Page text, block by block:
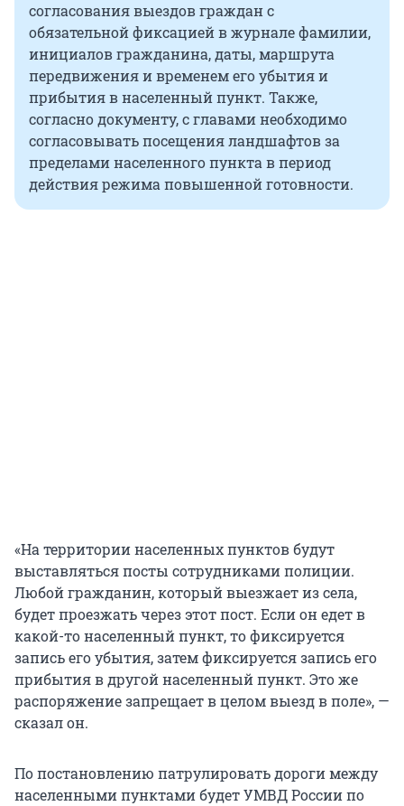
согласования выездов граждан с
обязательной фиксацией в журнале фамилии,
инициалов гражданина, даты, маршрута
передвижения и временем его убытия и
прибытия в населенный пункт. Также,
согласно документу, с главами необходимо
согласовывать посещения ландшафтов за
пределами населенного пункта в период
действия режима повышенной готовности.
«На территории населенных пунктов будут
выставляться посты сотрудниками полиции.
Любой гражданин, который выезжает из села,
будет проезжать через этот пост. Если он едет в
какой-то населенный пункт, то фиксируется
запись его убытия, затем фиксируется запись его
прибытия в другой населенный пункт. Это же
распоряжение запрещает в целом выезд в поле», —
сказал он.
По постановлению патрулировать дороги между
населенными пунктами будет УМВД России по